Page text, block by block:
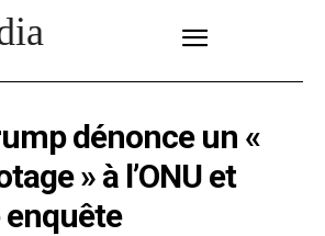
dénonce un «
» à l’ONU et
enquête